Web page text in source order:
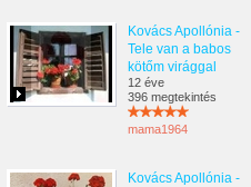
Kovács Apollónia -
Tele van a babos
kötőm virággal
12 éve
396 megtekintés
mama1964
Kovács Apollónia -